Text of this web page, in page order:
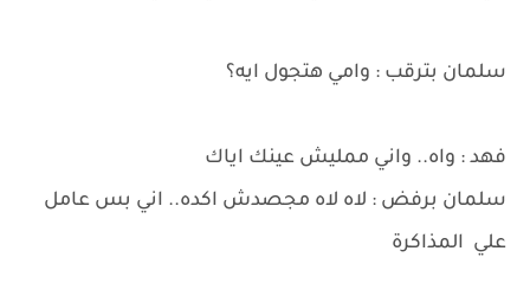
سلمان بترقب : وامي هتجول ايه؟
فهد : واه.. واني ممليش عينك اياك
سلمان برفض : لاه لاه مجصدش اكده.. اني بس عامل
علي المذاكرة